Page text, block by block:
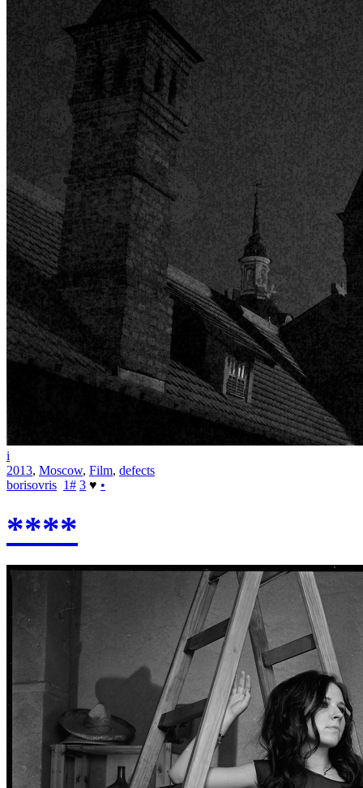
i
2013, Moscow, Film, defects
borisovris 1# 3 ♥ •
****